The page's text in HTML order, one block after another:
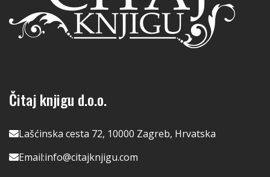
Čitaj knjigu d.o.o.
Lašćinska cesta 72, 10000 Zagreb, Hrvatska
Email:info@citajknjigu.com